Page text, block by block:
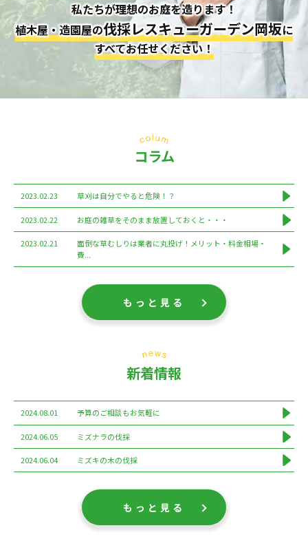
私たちが理想のお庭を造ります！
植木屋・造園屋の伐採レスキューガーデン岡坂に
すべてお任せください！
コラム
2023.02.23 草刈は自分でやると危険！？
2023.02.22 お庭の雑草をそのまま放置しておくと・・・
2023.02.21
面倒な草むしりは業者に丸投げ！メリット・料金相場・
費...
もっと見る
新着情報
2024.08.01 予算のご相談もお気軽に
2024.06.05 ミズナラの伐採
2024.06.04 ミズキの木の伐採
もっと見る